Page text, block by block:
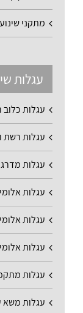
מתקני
עגלות
עגלות
עגלות רשת
עגלות
עגלות
עגלות
עגלות
עגלות
עגלות משא